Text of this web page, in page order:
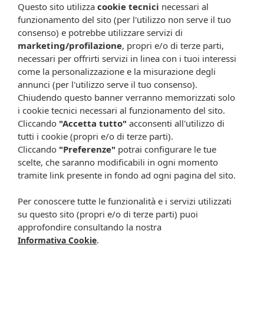
-8%
C5 estratto secco
50cps
24,90 €22,90 €
Metti nel carrello
-15%
Clorofill liquido 50ml di
24,80 € 21,20 €
Metti nel carrello
Questo sito utilizza cookie tecnici necessari al
funzionamento del sito (per l'utilizzo non serve il tuo
consenso) e potrebbe utilizzare servizi di
marketing/profilazione, propri e/o di terze parti,
necessari per offrirti servizi in linea con i tuoi interessi
come la personalizzazione e la misurazione degli
annunci (per l'utilizzo serve il tuo consenso).
Chiudendo questo banner verranno memorizzati solo
i cookie tecnici necessari al funzionamento del sito.
Cliccando "Accetta tutto" acconsenti all'utilizzo di
tutti i cookie (propri e/o di terze parti).
Cliccando "Preferenze" potrai configurare le tue
scelte, che saranno modificabili in ogni momento
tramite link presente in fondo ad ogni pagina del sito.
Per conoscere tutte le funzionalità e i servizi utilizzati
su questo sito (propri e/o di terze parti) puoi
approfondire consultando la nostra
Informativa Cookie.